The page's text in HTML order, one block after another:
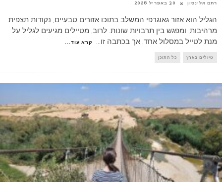
רתם אלינסון 30 באפריל 2026
הגליל הוא אזור גאוגרפי המשלב בתוכו אזורים טבעיים, נקודות תצפית
מרהיבות, ומפגש בין תרבויות שונות. לרוב, מטיילים מגיעים לגליל על
מנת לטייל במסלול אחד, אך בכתבה זו
קרא עוד...
טיולים בארץ כל התוכן